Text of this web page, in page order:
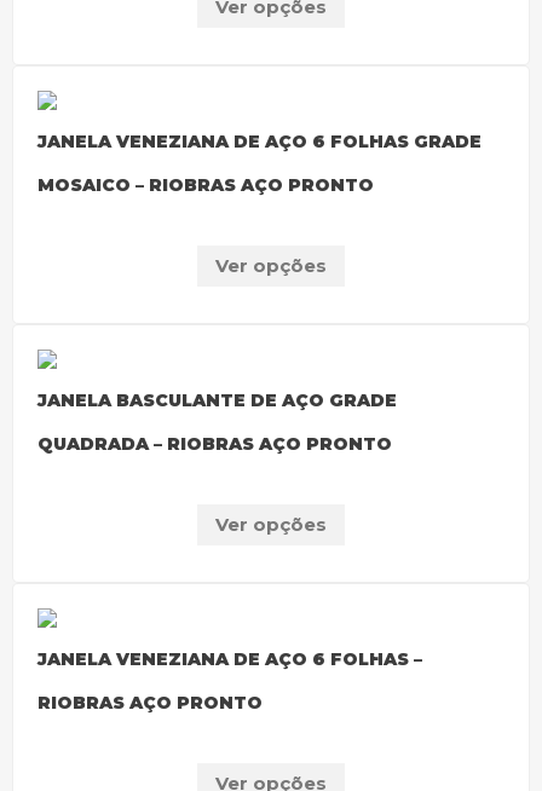
Ver opções
JANELA VENEZIANA DE AÇO 6 FOLHAS GRADE
MOSAICO – RIOBRAS AÇO PRONTO
Ver opções
JANELA BASCULANTE DE AÇO GRADE
QUADRADA – RIOBRAS AÇO PRONTO
Ver opções
JANELA VENEZIANA DE AÇO 6 FOLHAS –
RIOBRAS AÇO PRONTO
Ver opções